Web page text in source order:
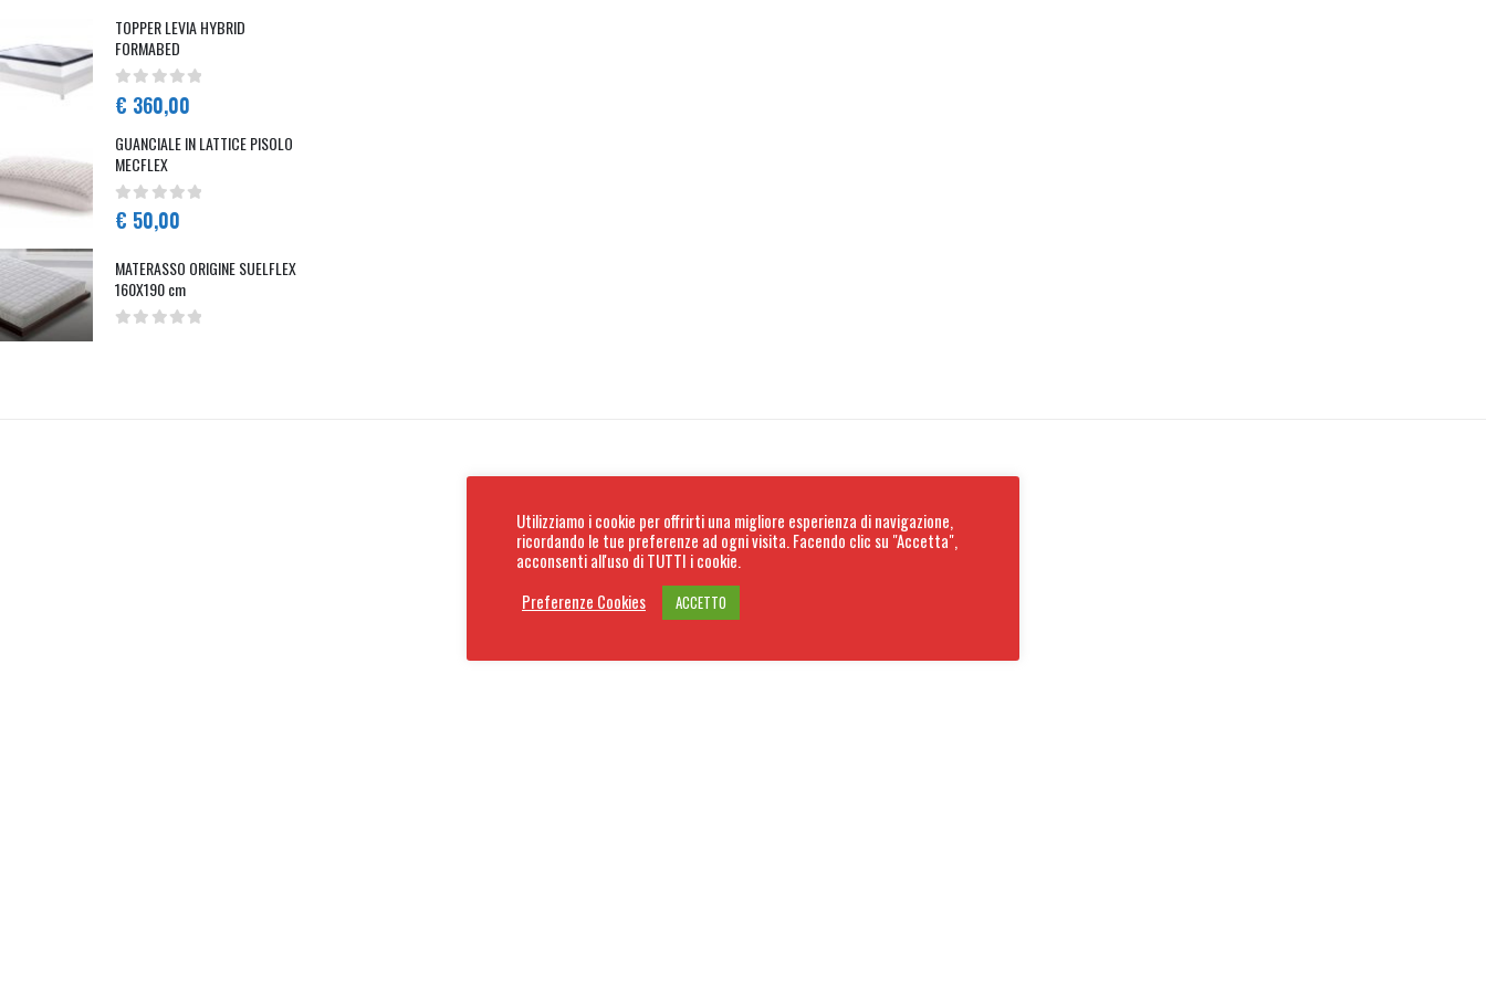
TOPPER LEVIA HYBRID
FORMABED
0Su 5
€ 360,00
GUANCIALE IN LATTICE PISOLO
MECFLEX
0Su 5
€ 50,00
MATERASSO ORIGINE SUELFLEX
160X190 cm
Utilizziamo i cookie per offrirti una migliore esperienza di navigazione,
ricordando le tue preferenze ad ogni visita. Facendo clic su "Accetta",
acconsenti all'uso di TUTTI i cookie.
Preferenze Cookies
ACCETTO